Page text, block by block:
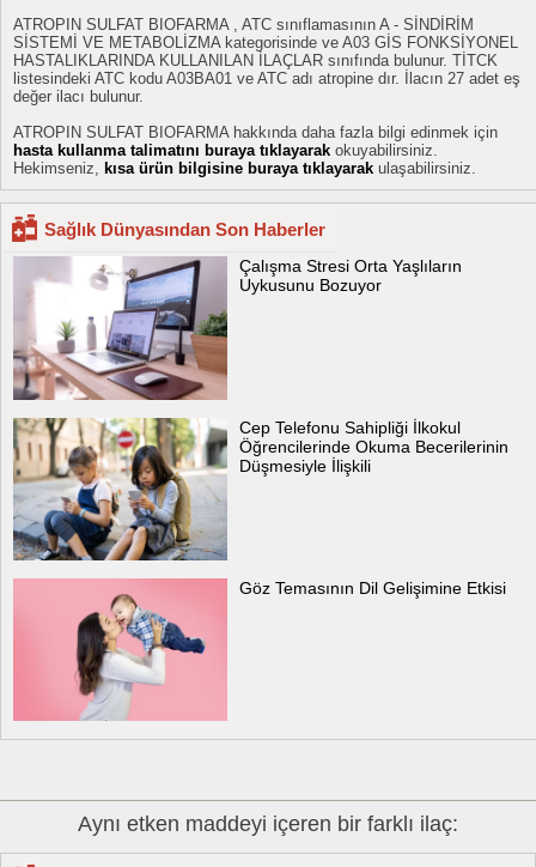
ATROPIN SULFAT BIOFARMA , ATC sınıflamasının A - SİNDİRİM
SİSTEMİ VE METABOLİZMA kategorisinde ve A03 GİS FONKSİYONEL
HASTALIKLARINDA KULLANILAN İLAÇLAR sınıfında bulunur. TİTCK
listesindeki ATC kodu A03BA01 ve ATC adı atropine dır. İlacın 27 adet eş
değer ilacı bulunur.
ATROPIN SULFAT BIOFARMA hakkında daha fazla bilgi edinmek için
hasta kullanma talimatını buraya tıklayarak okuyabilirsiniz.
Hekimseniz, kısa ürün bilgisine buraya tıklayarak ulaşabilirsiniz.
Sağlık Dünyasından Son Haberler
Çalışma Stresi Orta Yaşlıların
Uykusunu Bozuyor
Cep Telefonu Sahipliği İlkokul
Öğrencilerinde Okuma Becerilerinin
Düşmesiyle İlişkili
Göz Temasının Dil Gelişimine Etkisi
Aynı etken maddeyi içeren bir farklı ilaç: